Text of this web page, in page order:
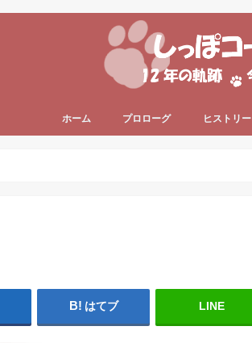
ホーム プロローグ ヒストリー
はてブ LINE